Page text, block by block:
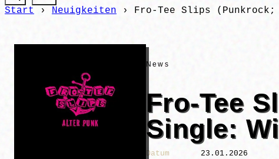
Start › Neuigkeiten › Fro-Tee Slips
News
Fro-Tee
Single:
Datum
23.01.2026